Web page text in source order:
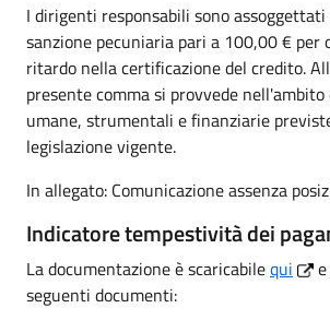
I dirigenti responsabili sono
sanzione pecuniaria pari a 100,00 € per
ritardo nella certificazione del credito.
presente comma si provvede
umane, strumentali e finanziarie
legislazione vigente.
In allegato: Comunicazione assenza
Indicatore tempestività dei
La documentazione è scaricabilequi
seguenti documenti: